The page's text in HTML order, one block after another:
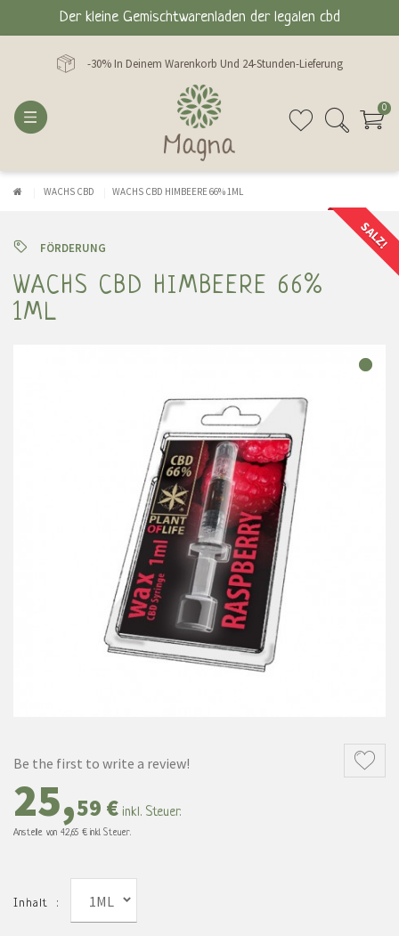
Der kleine Gemischtwarenladen der legalen cbd
-30% In Deinem Warenkorb Und 24-Stunden-Lieferung
0
WACHS CBD WACHS CBD HIMBEERE 66% 1ML
SALZ!
FÖRDERUNG
WACHS CBD HIMBEERE 66%
1ML
Be the first to write a review!
25,59 € inkl. Steuer.
Anstelle von 42,65 € inkl. Steuer.
Inhalt : 1ML